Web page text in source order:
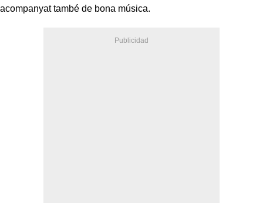
acompanyat també de bona música.